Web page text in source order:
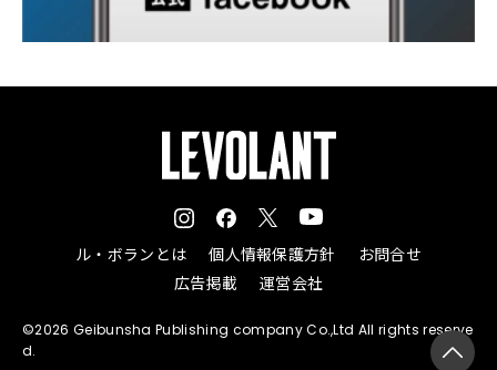
ル・ボランとは 個人情報保護方針
お問合せ
広告掲載
運営会社
©2026 Geibunsha Publishing company Co.,Ltd All rights reserve
d.